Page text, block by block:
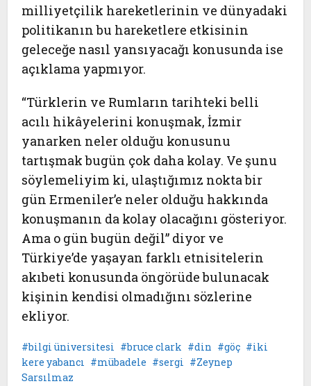
milliyetçilik hareketlerinin ve dünyadaki
politikanın bu hareketlere etkisinin
geleceğe nasıl yansıyacağı konusunda ise
açıklama yapmıyor.
“Türklerin ve Rumların tarihteki belli
acılı hikâyelerini konuşmak, İzmir
yanarken neler olduğu konusunu
tartışmak bugün çok daha kolay. Ve şunu
söylemeliyim ki, ulaştığımız nokta bir
gün Ermeniler’e neler olduğu hakkında
konuşmanın da kolay olacağını gösteriyor.
Ama o gün bugün değil” diyor ve
Türkiye’de yaşayan farklı etnisitelerin
akıbeti konusunda öngörüde bulunacak
kişinin kendisi olmadığını sözlerine
ekliyor.
bilgi üniversitesi bruce clark din göç
iki
kere yabancı
mübadele sergi
Zeynep
Sarsılmaz